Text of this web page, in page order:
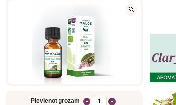
Pievienot grozam